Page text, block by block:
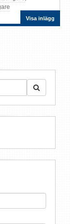
Visa inlägg